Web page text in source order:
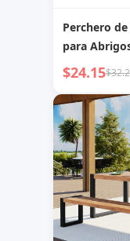
Perchero
para
Taburete
Zapatos en
Hogar,
con
Botas y
$24.15